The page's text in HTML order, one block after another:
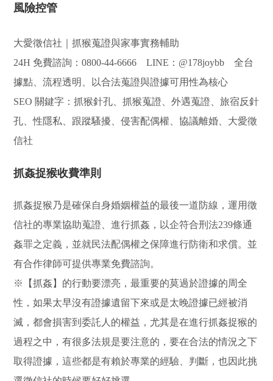
風險控管
大愛徵信社｜抓猴蒐證與家事實務輔助
24H 免費諮詢：0800-44-6666 LINE：@178joybb 全台
據點、流程透明、以合法蒐證與證據可用性為核心
SEO 關鍵字：抓猴針孔、抓猴蒐證、外遇蒐證、旅宿反針
孔、性隱私、跟蹤騷擾、侵害配偶權、協議離婚、大愛徵
信社
抓姦捉猴收費準則
抓姦捉猴乃是確保自身婚姻權益的最後一道防線，運用徵
信社的專業協助蒐證、進行抓姦，以企符合刑法239條通
姦罪之定義，並就民法配偶權之保障進行防衛和求償。並
有合作律師可提供專業免費諮詢。
※【抓姦】的行動要漂亮，最重要的莫過於證據的周全
性，如果太早沒有證據遺留下來或是太晚證據已經被消
滅，都會損害到委託人的權益，尤其是在進行抓姦捉猴的
過程之中，有很多法規是要注意的，要在合法的情況之下
取得證據，這些都是有賴於專業的經驗、判斷，也因此挑